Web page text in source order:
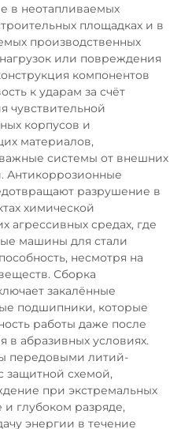
в неотапливаемых
площадках и в
производственных
или повреждения
компонентов
к ударам за счёт
чувствительной
корпусов и
материалов,
системы от внешних
Антикоррозионные
разрушение в
химической
агрессивных средах, где
машины для стали
несмотря на
Сборка
закалённые
подшипники, которые
работы даже после
в абразивных условиях.
передовыми литий-
защитной схемой,
при экстремальных
и глубоком разряде,
энергии в течение